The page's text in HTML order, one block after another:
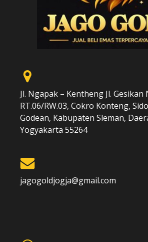
Jl. Ngapak – Kentheng Jl. Gesikan
RT.06/RW.03, Cokro Konteng,
Godean, Kabupaten Sleman,
Yogyakarta 55264
jagogoldjogja@gmail.com